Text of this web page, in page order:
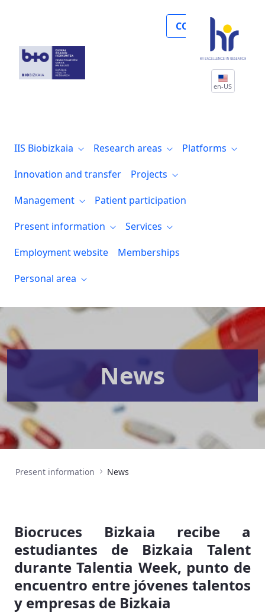
COLLABORATE
en-US
IIS Biobizkaia Research areas
Platforms
Innovation and transfer
Projects
Management
Patient participation
Present information
Services
Employment website
Memberships
Personal area
News
Present information News
Biocruces Bizkaia recibe a
estudiantes de Bizkaia Talent
durante Talentia Week, punto de
encuentro entre jóvenes talentos
y empresas de Bizkaia